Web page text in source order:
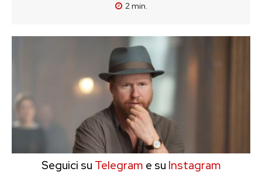
2min.
Seguici su Telegram e su Instagram